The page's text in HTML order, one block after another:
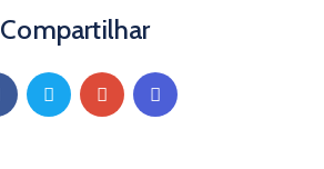
Compartilhar